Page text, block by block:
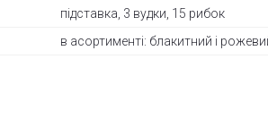
підставка, 3 вудки, 15 рибок
в асортименті: блакитний і